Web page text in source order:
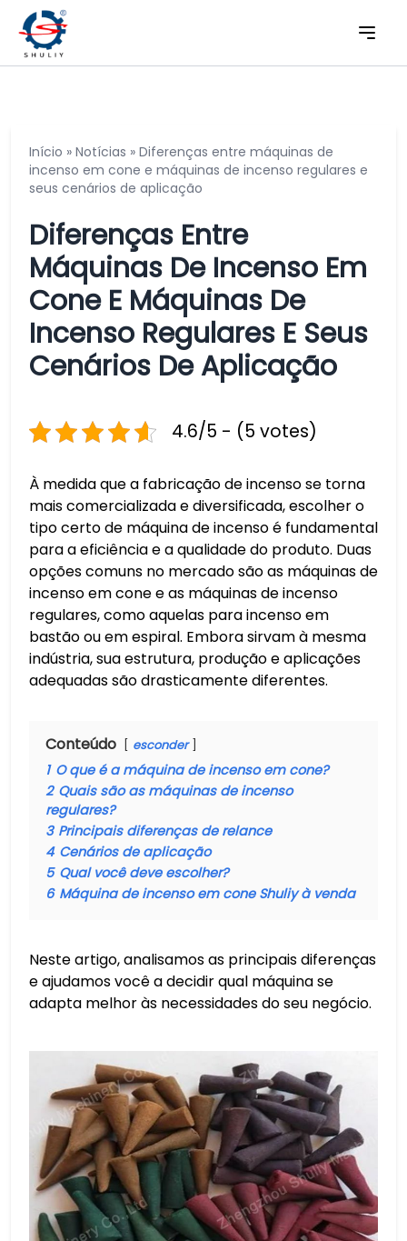
Início » Notícias » Diferenças entre máquinas de
incenso em cone e máquinas de incenso regulares e
seus cenários de aplicação
Diferenças Entre
Máquinas De Incenso Em
Cone E Máquinas De
Incenso Regulares E Seus
Cenários De Aplicação
4.6/5 - (5 votes)
À medida que a fabricação de incenso se torna
mais comercializada e diversificada, escolher o
tipo certo de máquina de incenso é fundamental
para a eficiência e a qualidade do produto. Duas
opções comuns no mercado são as máquinas de
incenso em cone e as máquinas de incenso
regulares, como aquelas para incenso em
bastão ou em espiral. Embora sirvam à mesma
indústria, sua estrutura, produção e aplicações
adequadas são drasticamente diferentes.
Conteúdo esconder
1 O que é a máquina de incenso em cone?
2 Quais são as máquinas de incenso
regulares?
3 Principais diferenças de relance
4 Cenários de aplicação
5 Qual você deve escolher?
6 Máquina de incenso em cone Shuliy à venda
Neste artigo, analisamos as principais diferenças
e ajudamos você a decidir qual máquina se
adapta melhor às necessidades do seu negócio.